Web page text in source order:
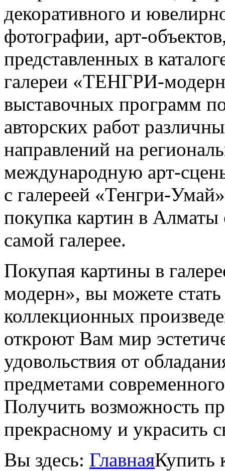
декоративного и
фотографии, арт-
представленных в
галереи «ТЕНГРИ-
выставочных программ
авторских работ
направлений на
международную арт-
с галереей «Тенгри-
покупка картин в Алматы
самой галерее.
Покупая картины в
модерн», вы можете стать
коллекционных
откроют Вам мир
удовольствия от
предметами
Получить возможность
прекрасному и украсить
Вы здесь: ГлавнаяКупить